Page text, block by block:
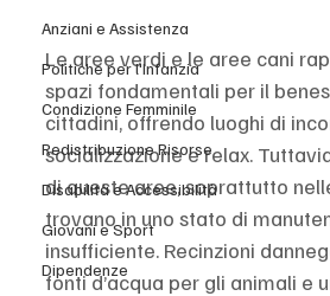
Anziani e Assistenza
Politiche per l'Infanzia
Condizione Femminile
Redistribuzione Risorse
Disabilità e Accessibilità
Giovani e Sport
Dipendenze
Le aree verdi e le aree cani
spazi fondamentali per il
cittadini, offrendo luoghi di
socializzazione e relax.
di queste aree, soprattutto
trovano in uno stato di
insufficiente. Recinzioni
fonti d’acqua per gli animali e